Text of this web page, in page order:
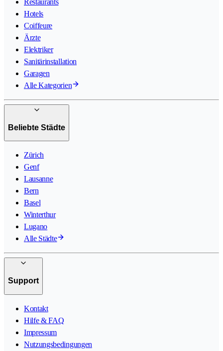
Restaurants
Hotels
Coiffeure
Ärzte
Elektriker
Sanitärinstallation
Garagen
Alle Kategorien
Beliebte Städte
Zürich
Genf
Lausanne
Bern
Basel
Winterthur
Lugano
Alle Städte
Support
Kontakt
Hilfe & FAQ
Impressum
Nutzungsbedingungen